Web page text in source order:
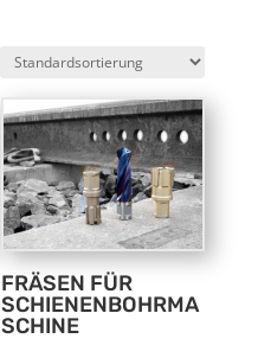
FRÄSEN FÜR
SCHIENENBOHRMA
SCHINE